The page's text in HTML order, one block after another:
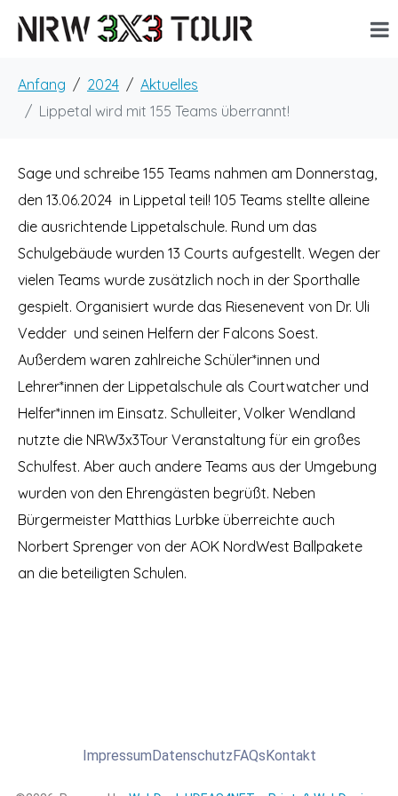
Anfang 2024
Aktuelles
Lippetal wird mit 155 Teams überrannt!
Sage und schreibe 155 Teams nahmen am Donnerstag,
den 13.06.2024 in Lippetal teil! 105 Teams stellte alleine
die ausrichtende Lippetalschule. Rund um das
Schulgebäude wurden 13 Courts aufgestellt. Wegen der
vielen Teams wurde zusätzlich noch in der Sporthalle
gespielt. Organisiert wurde das Riesenevent von Dr. Uli
Vedder und seinen Helfern der Falcons Soest.
Außerdem waren zahlreiche Schüler*innen und
Lehrer*innen der Lippetalschule als Courtwatcher und
Helfer*innen im Einsatz. Schulleiter, Volker Wendland
nutzte die NRW3x3Tour Veranstaltung für ein großes
Schulfest. Aber auch andere Teams aus der Umgebung
wurden von den Ehrengästen begrüßt. Neben
Bürgermeister Matthias Lurbke überreichte auch
Norbert Sprenger von der AOK NordWest Ballpakete
an die beteiligten Schulen.
ImpressumDatenschutzFAQsKontakt